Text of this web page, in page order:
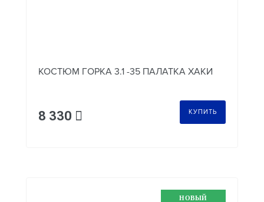
КОСТЮМ ГОРКА 3.1 -35 ПАЛАТКА ХАКИ
8 330 КУПИТЬ
НОВЫЙ